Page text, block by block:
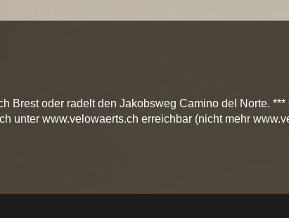
Brest oder radelt den Jakobsweg Camino del Norte.
unter www.velowaerts.ch erreichbar (nicht mehr